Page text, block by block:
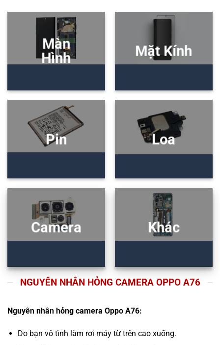
Màn
Hình
Mặt Kính
Pin Loa
Camera Khác
NGUYÊN NHÂN HỎNG CAMERA OPPO A76
Nguyên nhân hỏng camera Oppo A76:
Do bạn vô tình làm rơi máy từ trên cao xuống.